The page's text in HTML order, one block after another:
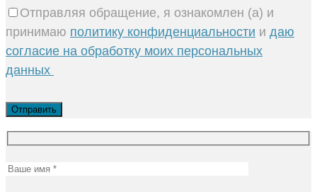
Отправляя обращение, я ознакомлен (а) и
принимаю политику конфиденциальности и даю
согласие на обработку моих персональных
данных